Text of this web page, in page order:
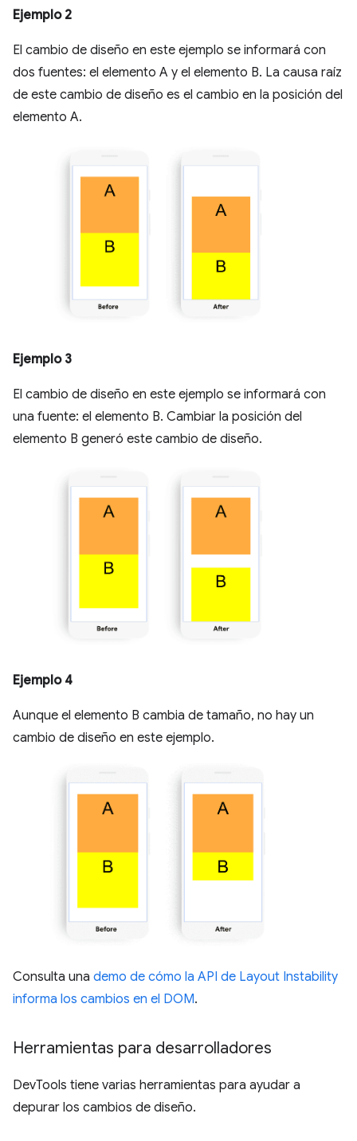
Ejemplo 2
El cambio de diseño en este ejemplo se informará con
dos fuentes: el elemento A y el elemento B. La causa raíz
de este cambio de diseño es el cambio en la posición del
elemento A.
Ejemplo 3
El cambio de diseño en este ejemplo se informará con
una fuente: el elemento B. Cambiar la posición del
elemento B generó este cambio de diseño.
Ejemplo 4
Aunque el elemento B cambia de tamaño, no hay un
cambio de diseño en este ejemplo.
Consulta una demo de cómo la API de Layout Instability
informa los cambios en el DOM.
Herramientas para desarrolladores
DevTools tiene varias herramientas para ayudar a
depurar los cambios de diseño.